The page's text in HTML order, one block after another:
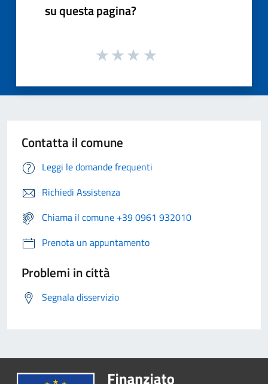
su questa pagina?
Contatta il comune
Leggi le domande frequenti
Richiedi Assistenza
Chiama il comune +39 0961 932010
Prenota un appuntamento
Problemi in città
Segnala disservizio